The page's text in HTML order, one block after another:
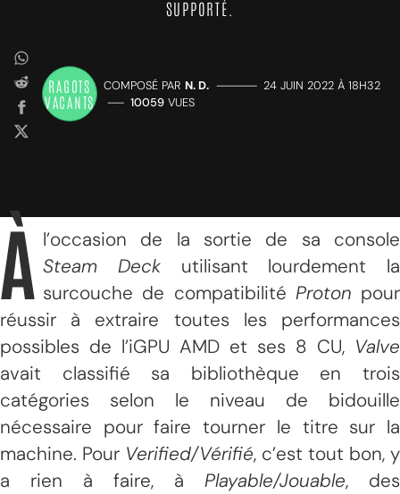
SUPPORTÉ.
RAGOTS
VACANTS
COMPOSÉ PAR N. D. ————— 24 JUIN 2022 À 18H32
—— 10059 VUES
À l’occasion de la sortie de sa console
Steam Deckutilisant lourdement la
surcouche de compatibilité Proton pour
réussir à extraire toutes les performances
possibles de l’iGPU AMD et ses 8 CU, Valve
avait classifié sa bibliothèque en trois
catégories selon le niveau de bidouille
nécessaire pour faire tourner le titre sur la
machine. Pour Verified/Vérifié, c’est tout bon, y
a rien à faire, à Playable/Jouable, des